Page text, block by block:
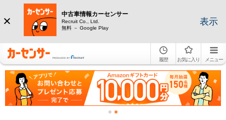
中古車情報カーセンサー
Recruit Co., Ltd.
無料 － Google Play
表示
履歴 お気に入り メニュー